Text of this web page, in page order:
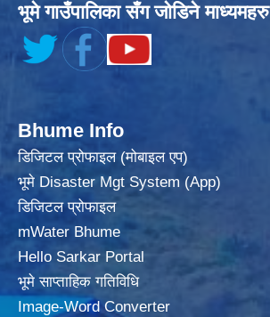
भूमे गाउँपालिका सँग जोडिने माध्यमहरु
Bhume Info
डिजिटल प्रोफाइल (मोबाइल एप)
भूमे Disaster Mgt System (App)
डिजिटल प्रोफाइल
mWater Bhume
Hello Sarkar Portal
भूमे साप्ताहिक गतिविधि
Image-Word Converter